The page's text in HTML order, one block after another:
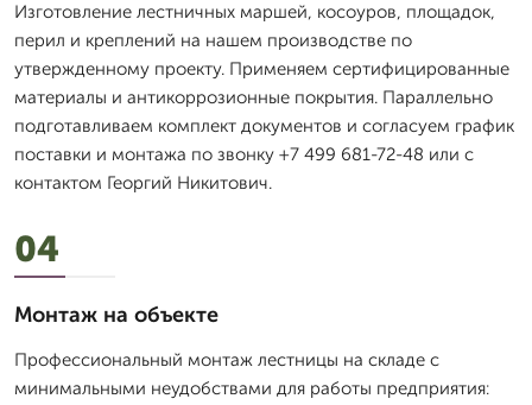
Изготовление лестничных маршей, косоуров, площадок,
перил и креплений на нашем производстве по
утвержденному проекту. Применяем сертифицированные
материалы и антикоррозионные покрытия. Параллельно
подготавливаем комплект документов и согласуем график
поставки и монтажа по звонку +7 499 681-72-48 или с
контактом Георгий Никитович.
04
Монтаж на объекте
Профессиональный монтаж лестницы на складе с
минимальными неудобствами для работы предприятия: